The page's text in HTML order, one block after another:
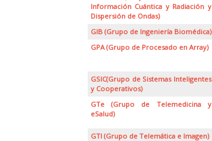
Información Cuántica y Radiación y
Dispersión de Ondas)
GIB (Grupo de Ingeniería Biomédica)
GPA (Grupo de Procesado en Array)
GSIC(Grupo de Sistemas Inteligentes
y Cooperativos)
GTe (Grupo de Telemedicina y
eSalud)
GTI (Grupo de Telemática e Imagen)